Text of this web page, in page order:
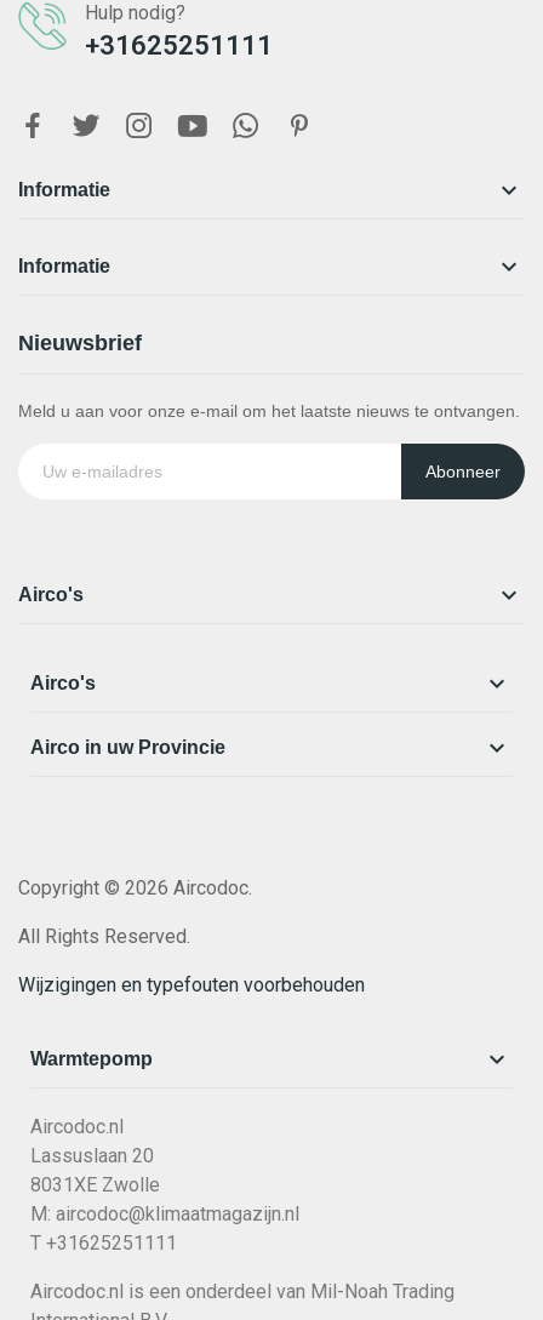
Hulp nodig?
+31625251111
Informatie 
Informatie 
Nieuwsbrief
Meld u aan voor onze e-mail om het laatste nieuws te ontvangen.
Abonneer
Airco's 
Airco's 
Airco in uw Provincie 
Copyright © 2026 Aircodoc.
All Rights Reserved.
Wijzigingen en typefouten voorbehouden
Warmtepomp 
Aircodoc.nl
Lassuslaan 20
8031XE Zwolle
M: aircodoc@klimaatmagazijn.nl
T +31625251111
Aircodoc.nl is een onderdeel van Mil-Noah Trading